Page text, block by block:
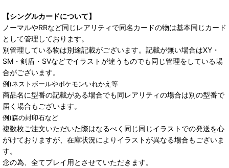
【シングルカードについて】
ノーマルやRRなど同じレアリティで同名カードの物は基本同じカード
として管理しております。
別管理している物は別途記載がございます。記載が無い場合はXY・
SM・剣盾・SVなどでイラストが違うものでも同じ管理をしている場
合がございます。
例)ネストボールやポケモンいれかえ等
商品名に型番の記載がある場合でも同レアリティの場合は別の型番で
届く場合もございます。
例)森の封印石など
複数枚ご注文いただいた際はなるべく同じ同じイラストでの発送を心
がけておりますが、在庫状況によりイラストが異なる場合もございま
す。
念の為、全てプレイ用とさせていただきます。